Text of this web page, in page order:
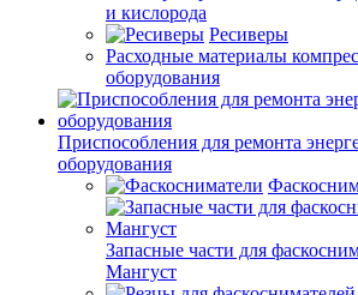
и кислорода
Ресиверы
Расходные материалы
оборудования
Приспособления для ремонта
оборудования
Запасные части для
Мангуст